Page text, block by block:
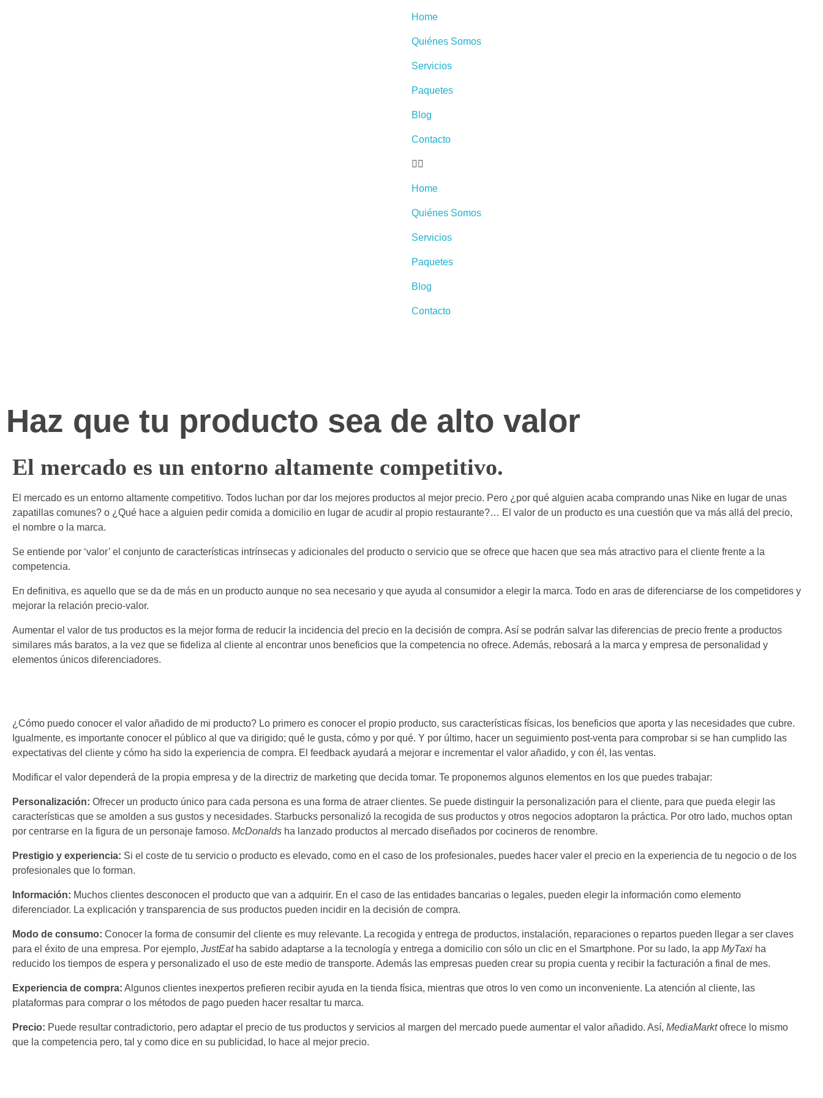
Home
Quiénes Somos
Servicios
Paquetes
Blog
Contacto
Home
Quiénes Somos
Servicios
Paquetes
Blog
Contacto
Haz que tu producto sea de alto valor
El mercado es un entorno altamente competitivo.
El mercado es un entorno altamente competitivo. Todos luchan por dar los mejores productos al mejor precio. Pero ¿por qué alguien acaba comprando unas Nike en lugar de unas
zapatillas comunes? o ¿Qué hace a alguien pedir comida a domicilio en lugar de acudir al propio restaurante?… El valor de un producto es una cuestión que va más allá del precio,
el nombre o la marca.
Se entiende por ‘valor’ el conjunto de características intrínsecas y adicionales del producto o servicio que se ofrece que hacen que sea más atractivo para el cliente frente a la
competencia.
En definitiva, es aquello que se da de más en un producto aunque no sea necesario y que ayuda al consumidor a elegir la marca. Todo en aras de diferenciarse de los competidores y
mejorar la relación precio-valor.
Aumentar el valor de tus productos es la mejor forma de reducir la incidencia del precio en la decisión de compra. Así se podrán salvar las diferencias de precio frente a productos
similares más baratos, a la vez que se fideliza al cliente al encontrar unos beneficios que la competencia no ofrece. Además, rebosará a la marca y empresa de personalidad y
elementos únicos diferenciadores.
¿Cómo puedo conocer el valor añadido de mi producto? Lo primero es conocer el propio producto, sus características físicas, los beneficios que aporta y las necesidades que cubre.
Igualmente, es importante conocer el público al que va dirigido; qué le gusta, cómo y por qué. Y por último, hacer un seguimiento post-venta para comprobar si se han cumplido las
expectativas del cliente y cómo ha sido la experiencia de compra. El feedback ayudará a mejorar e incrementar el valor añadido, y con él, las ventas.
Modificar el valor dependerá de la propia empresa y de la directriz de marketing que decida tomar. Te proponemos algunos elementos en los que puedes trabajar:
Personalización: Ofrecer un producto único para cada persona es una forma de atraer clientes. Se puede distinguir la personalización para el cliente, para que pueda elegir las
características que se amolden a sus gustos y necesidades. Starbucks personalizó la recogida de sus productos y otros negocios adoptaron la práctica. Por otro lado, muchos optan
por centrarse en la figura de un personaje famoso. McDonalds ha lanzado productos al mercado diseñados por cocineros de renombre.
Prestigio y experiencia: Si el coste de tu servicio o producto es elevado, como en el caso de los profesionales, puedes hacer valer el precio en la experiencia de tu negocio o de los
profesionales que lo forman.
Información: Muchos clientes desconocen el producto que van a adquirir. En el caso de las entidades bancarias o legales, pueden elegir la información como elemento
diferenciador. La explicación y transparencia de sus productos pueden incidir en la decisión de compra.
Modo de consumo: Conocer la forma de consumir del cliente es muy relevante. La recogida y entrega de productos, instalación, reparaciones o repartos pueden llegar a ser claves
para el éxito de una empresa. Por ejemplo, JustEat ha sabido adaptarse a la tecnología y entrega a domicilio con sólo un clic en el Smartphone. Por su lado, la app MyTaxi ha
reducido los tiempos de espera y personalizado el uso de este medio de transporte. Además las empresas pueden crear su propia cuenta y recibir la facturación a final de mes.
Experiencia de compra: Algunos clientes inexpertos prefieren recibir ayuda en la tienda física, mientras que otros lo ven como un inconveniente. La atención al cliente, las
plataformas para comprar o los métodos de pago pueden hacer resaltar tu marca.
Precio: Puede resultar contradictorio, pero adaptar el precio de tus productos y servicios al margen del mercado puede aumentar el valor añadido. Así, MediaMarktofrece lo mismo
que la competencia pero, tal y como dice en su publicidad, lo hace al mejor precio.